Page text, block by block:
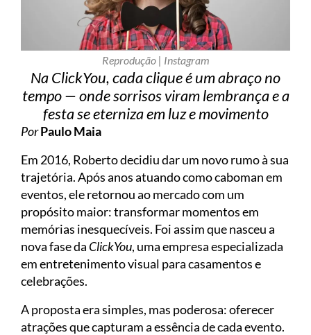
Reprodução | Instagram
Na ClickYou, cada clique é um abraço no
tempo — onde sorrisos viram lembrança e a
festa se eterniza em luz e movimento
PorPaulo Maia
Em 2016, Roberto decidiu dar um novo rumo à sua
trajetória. Após anos atuando como caboman em
eventos, ele retornou ao mercado com um
propósito maior: transformar momentos em
memórias inesquecíveis. Foi assim que nasceu a
nova fase da ClickYou, uma empresa especializada
em entretenimento visual para casamentos e
celebrações.
A proposta era simples, mas poderosa: oferecer
atrações que capturam a essência de cada evento.